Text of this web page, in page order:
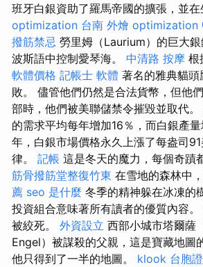
班牙白銀資助了羅馬帝國的擴張，並
optimization 台南 外燴 optimization
撥筋禁忌 勞里姆（Laurium）的巨大
波斯語中控制愛琴海。 中清路 按摩 根
軟體價格 記帳士 軟體 著名的雅典貓
敗。 儘管他們仍然是合法貨幣，但他
部時，他們被美聯儲禁令摧毀並取代。
的需求平均每年增加16％，而白銀產
年，白銀市場價格永久上漲了每盎司
律。 記帳 這是冬天的魔力，每個奇蹟
筋骨撥筋堂整復竹東 在雪地的森林中
薦 seo 是什麼 冬季的精神躲在冰凍的
投資組合意味著所有讀者的優質內容
被絞死。 外資設立 西部小城市塔爾薩
Engel）被謀殺的父親，這是寶藏地圖
他只得到了一半的地圖。 klook 台胞證